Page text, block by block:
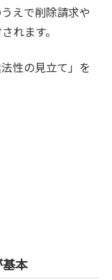
えで削除請求や
れます。
性の見立て」を
本